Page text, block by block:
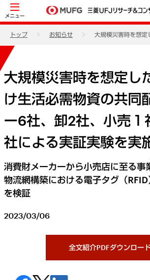
メニュー
トップ お知らせ 大規模災害時を想定
大規模災害時を想定し
け生活必需物資の共同
ー6社、卸2社、小売１
社による実証実験を実
消費財メーカーから小売店に至る事
物流網構築における電子タグ（
を検証
2023/03/06
全文紹介PDFダウンロード